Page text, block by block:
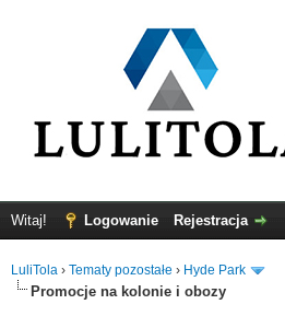
Witaj! Logowanie Rejestracja
LuliTola › Tematy pozostałe › Hyde Park
Promocje na kolonie i obozy